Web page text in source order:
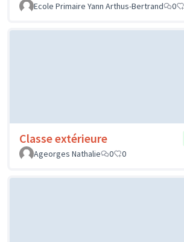
Ecole Primaire Yann Arthus-Bertrand
0
Classe extérieure
Ageorges Nathalie
0 0